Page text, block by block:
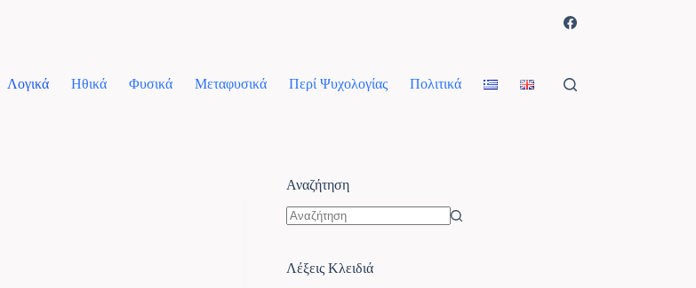
Λογικά Ηθικά Φυσικά Μεταφυσικά Περί Ψυχολογίας Πολιτικά
Αναζήτηση
Λέξεις Κλειδιά